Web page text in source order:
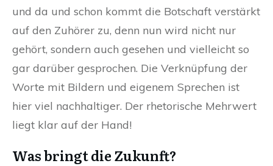
und da und schon kommt die Botschaft verstärkt
auf den Zuhörer zu, denn nun wird nicht nur
gehört, sondern auch gesehen und vielleicht so
gar darüber gesprochen. Die Verknüpfung der
Worte mit Bildern und eigenem Sprechen ist
hier viel nachhaltiger. Der rhetorische Mehrwert
liegt klar auf der Hand!
Was bringt die Zukunft?